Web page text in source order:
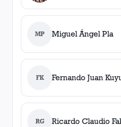
MP Miguel Ángel Pla
FK Fernando Juan
RG Ricardo Claudio